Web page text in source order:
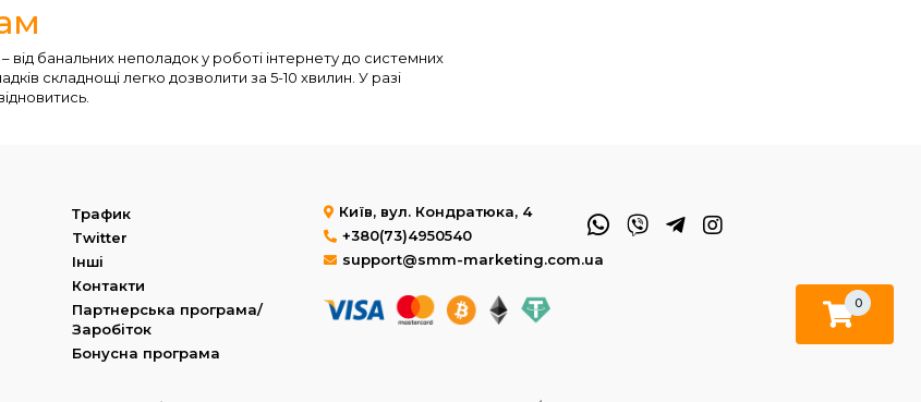
0
від банальних неполадок у роботі інтернету до системних
складнощі легко дозволити за 5-10 хвилин. У разі
Трафик
Twitter
Інші
Контакти
Партнерська програма/
Заробіток
Бонусна програма
Київ, вул. Кондратюка, 4
+380(73)4950540
support@smm-marketing.com.ua